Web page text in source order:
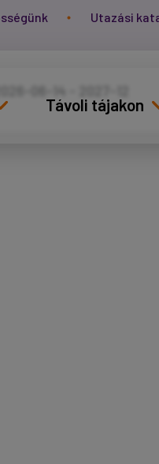
Utazási
Távoli tájakon